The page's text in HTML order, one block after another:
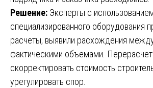
Решение: Эксперты с
специализированного оборудования
расчеты, выявили расхождения
фактическими объемами. Перерасчет
скорректировать стоимость
урегулировать спор.